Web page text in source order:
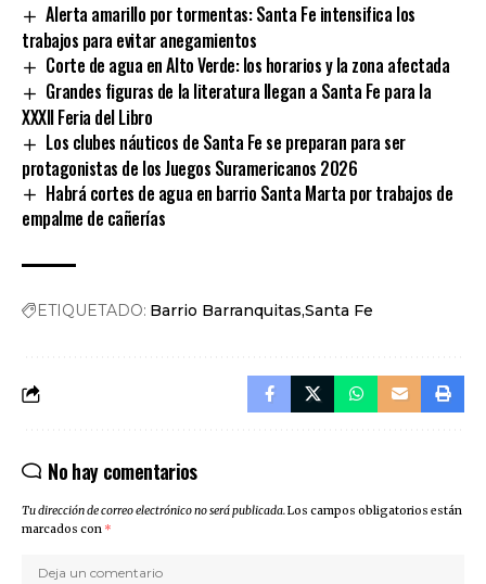
Alerta amarillo por tormentas: Santa Fe intensifica los
trabajos para evitar anegamientos
Corte de agua en Alto Verde: los horarios y la zona afectada
Grandes figuras de la literatura llegan a Santa Fe para la
XXXII Feria del Libro
Los clubes náuticos de Santa Fe se preparan para ser
protagonistas de los Juegos Suramericanos 2026
Habrá cortes de agua en barrio Santa Marta por trabajos de
empalme de cañerías
ETIQUETADO: Barrio Barranquitas Santa Fe
No hay comentarios
Tu dirección de correo electrónico no será publicada.Los campos obligatorios están
marcados con *